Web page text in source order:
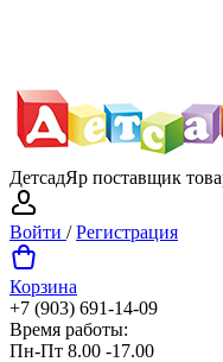
ДетсадЯр поставщик
Войти /Регистрация
Корзина
+7 (903) 691-14-09
Время работы:
Пн-Пт 8.00 -17.00